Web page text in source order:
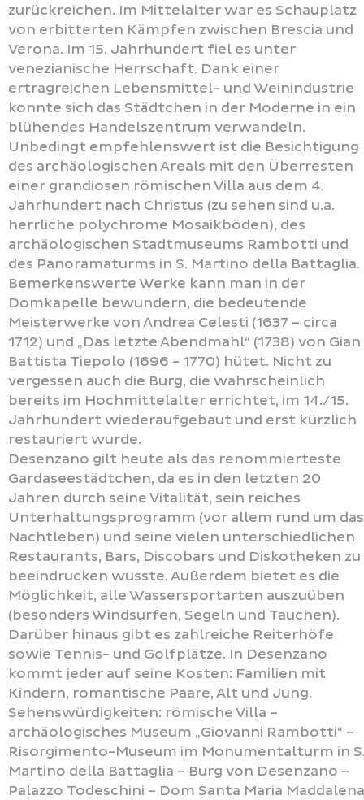
zurückreichen. Im Mittelalter war es Schauplatz
von erbitterten Kämpfen zwischen Brescia und
Verona. Im 15. Jahrhundert fiel es unter
venezianische Herrschaft. Dank einer
ertragreichen Lebensmittel- und Weinindustrie
konnte sich das Städtchen in der Moderne in ein
blühendes Handelszentrum verwandeln.
Unbedingt empfehlenswert ist die Besichtigung
des archäologischen Areals mit den Überresten
einer grandiosen römischen Villa aus dem 4.
Jahrhundert nach Christus (zu sehen sind u.a.
herrliche polychrome Mosaikböden), des
archäologischen Stadtmuseums Rambotti und
des Panoramaturms in S. Martino della Battaglia.
Bemerkenswerte Werke kann man in der
Domkapelle bewundern, die bedeutende
Meisterwerke von Andrea Celesti (1637 – circa
1712) und „Das letzte Abendmahl“ (1738) von Gian
Battista Tiepolo (1696 - 1770) hütet. Nicht zu
vergessen auch die Burg, die wahrscheinlich
bereits im Hochmittelalter errichtet, im 14./15.
Jahrhundert wiederaufgebaut und erst kürzlich
restauriert wurde.
Desenzano gilt heute als das renommierteste
Gardaseestädtchen, da es in den letzten 20
Jahren durch seine Vitalität, sein reiches
Unterhaltungsprogramm (vor allem rund um das
Nachtleben) und seine vielen unterschiedlichen
Restaurants, Bars, Discobars und Diskotheken zu
beeindrucken wusste. Außerdem bietet es die
Möglichkeit, alle Wassersportarten auszuüben
(besonders Windsurfen, Segeln und Tauchen).
Darüber hinaus gibt es zahlreiche Reiterhöfe
sowie Tennis- und Golfplätze. In Desenzano
kommt jeder auf seine Kosten: Familien mit
Kindern, romantische Paare, Alt und Jung.
Sehenswürdigkeiten: römische Villa –
archäologisches Museum „Giovanni Rambotti“ –
Risorgimento-Museum im Monumentalturm in
Martino della Battaglia – Burg von Desenzano –
Palazzo Todeschini – Dom Santa Maria Maddalena